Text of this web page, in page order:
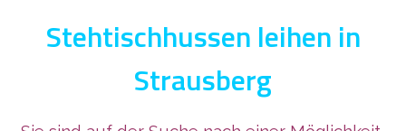
Stehtischhussen leihen in
Strausberg